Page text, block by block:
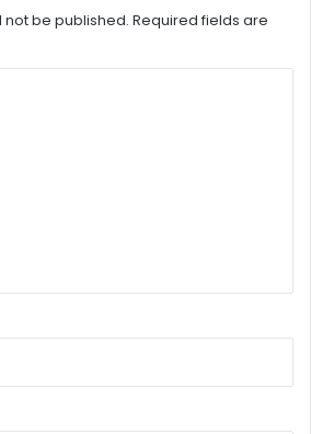
not be published. Required fields are